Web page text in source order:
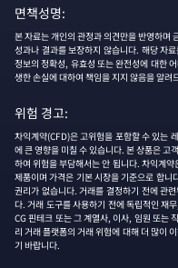
면책성명:
본 자료는 개인의 관정과 의견만을 반영하며
성과나 결과를 보장하지 않습니다. 해당 자
정보의 정확성, 유효성 또는 완전성에 대한
생한 손실에 대하여 책임을 지지 않음을 알려
위험 경고:
차익계약(CFD)은 고위험을 포함할 수 있는
에 큰 영향을 미칠 수 있습니다. 본 상품은 고
하여 위험을 부담해서는 안 됩니다. 차익계
제품이며 가격은 기본 시장을 기준으로 합
권리가 없습니다. 거래를 결정하기 전에 관
다. 거래 도구를 사용하기 전에 독립적인 재
CG 핀테크 또는 그 계열사, 이사, 임원 또는
리 거래 플랫폼의 거래 위험에 대해 더 많이
기 바랍니다.